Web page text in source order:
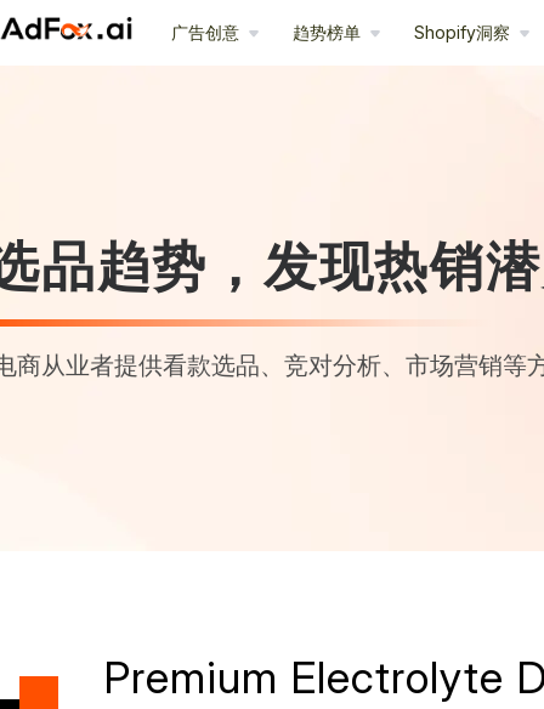
广告创意 趋势榜单 Shopify洞察
品趋势，发现热销
商从业者提供看款选品、竞对分析、市场营销等
Premium Electrolyte